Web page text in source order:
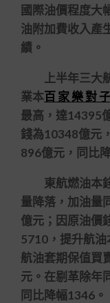
國際油價程度大
油附加費收入產
績。
上半年三大航
業本百 家 樂 對 子
最高，達14395
錢為10348億元
896億元，同比
東航燃油本錢
量降落，加油量
億元；因原油價
5710，提升航
航油套期保值買
元。在剔革除年
同比降幅1346。